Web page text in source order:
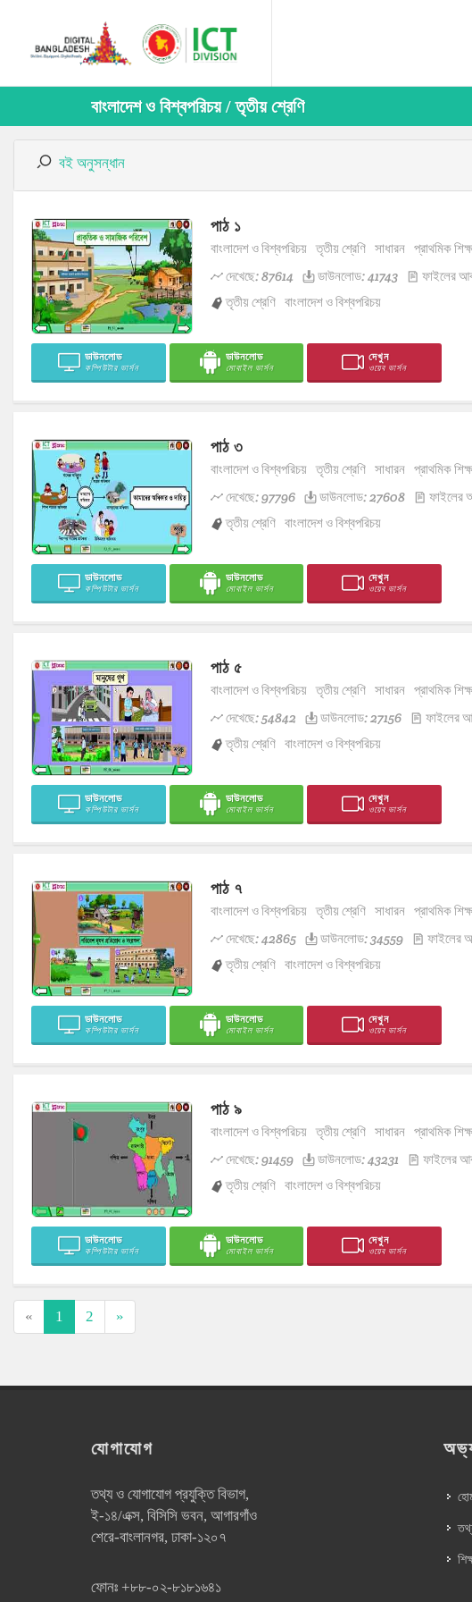
বাংলাদেশ ও বিশ্বপরিচয় / তৃতীয় শ্রেণি
বই অনুসন্ধান
পাঠ ১
বাংলাদেশ ও বিশ্বপরিচয় তৃতীয় শ্রেণি সাধারন প্রাথমিক
দেখেছে: 87614
ডাউনলোড: 41743
ফাইলের
তৃতীয় শ্রেণি বাংলাদেশ ও বিশ্বপরিচয়
ডাউনলোড
কম্পিউটার ভার্সন
ডাউনলোড
মোবাইল ভার্সন
দেখুন
ওয়েব ভার্সন
পাঠ ৩
বাংলাদেশ ও বিশ্বপরিচয় তৃতীয় শ্রেণি সাধারন প্রাথমিক
দেখেছে: 97796
ডাউনলোড: 27608
ফাইলের
তৃতীয় শ্রেণি বাংলাদেশ ও বিশ্বপরিচয়
ডাউনলোড
কম্পিউটার ভার্সন
ডাউনলোড
মোবাইল ভার্সন
দেখুন
ওয়েব ভার্সন
পাঠ ৫
বাংলাদেশ ও বিশ্বপরিচয় তৃতীয় শ্রেণি সাধারন প্রাথমিক
দেখেছে: 54842
ডাউনলোড: 27156
ফাইলের
তৃতীয় শ্রেণি বাংলাদেশ ও বিশ্বপরিচয়
ডাউনলোড
কম্পিউটার ভার্সন
ডাউনলোড
মোবাইল ভার্সন
দেখুন
ওয়েব ভার্সন
পাঠ ৭
বাংলাদেশ ও বিশ্বপরিচয় তৃতীয় শ্রেণি সাধারন প্রাথমিক
দেখেছে: 42865
ডাউনলোড: 34559
ফাইলের
তৃতীয় শ্রেণি বাংলাদেশ ও বিশ্বপরিচয়
ডাউনলোড
কম্পিউটার ভার্সন
ডাউনলোড
মোবাইল ভার্সন
দেখুন
ওয়েব ভার্সন
পাঠ ৯
বাংলাদেশ ও বিশ্বপরিচয় তৃতীয় শ্রেণি সাধারন প্রাথমিক
দেখেছে: 91459
ডাউনলোড: 43231
ফাইলের
তৃতীয় শ্রেণি বাংলাদেশ ও বিশ্বপরিচয়
ডাউনলোড
কম্পিউটার ভার্সন
ডাউনলোড
মোবাইল ভার্সন
দেখুন
ওয়েব ভার্সন
« 1 2 »
যোগাযোগ
তথ্য ও যোগাযোগ প্রযুক্তি বিভাগ,
ই-১৪/এক্স, বিসিসি ভবন, আগারগাঁও
শেরে-বাংলানগর, ঢাকা-১২০৭
ফোনঃ +৮৮-০২-৮১৮১৬৪১